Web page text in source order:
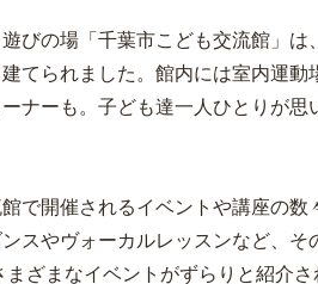
びの場「千葉市こども交流館」は
てられました。館内には室内運動
ナーも。子ども達一人ひとりが思
で開催されるイベントや講座の数
スやヴォーカルレッスンなど、そ
まざまなイベントがずらりと紹介